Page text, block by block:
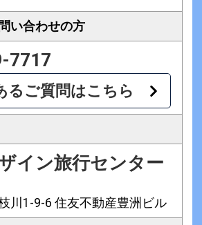
い合わせの方
7717
るご質問はこちら
イン旅行センター
川1-9-6 住友不動産豊洲ビル